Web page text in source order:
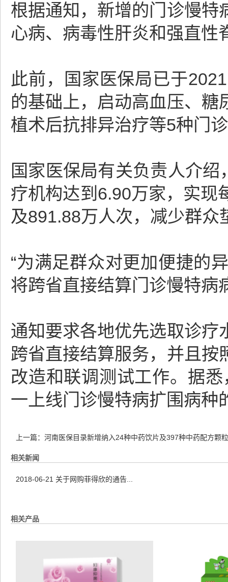
根据通知，新增的门诊慢特
心病、病毒性肝炎和强直性
此前，国家医保局已于
的基础上，启动高血压、
植术后抗排异治疗等5种门
国家医保局有关负责人介
疗机构达到6.90万家，实现
及891.88万人次，减少群众
“为满足群众对更加便捷的
将跨省直接结算门诊慢特病
通知要求各地优先选取诊疗
跨省直接结算服务，并且按
改造和联调测试工作。据
一上线门诊慢特病扩围病种
上一篇： 河南医保目录新增纳入24种中药饮片及397种中药配方颗粒
相关新闻
2018-06-21 关于网购菲得欣的通告...
相关产品